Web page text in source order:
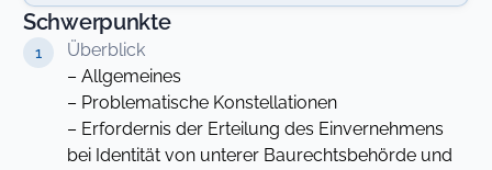
Schwerpunkte
Überblick
– Allgemeines
– Problematische Konstellationen
– Erfordernis der Erteilung des Einvernehmens
bei Identität von unterer Baurechtsbehörde und